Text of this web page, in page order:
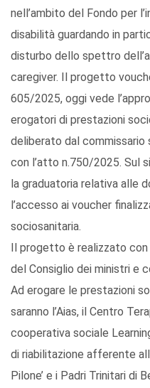
nell’ambito del Fondo per
disabilità guardando in
disturbo dello spettro
caregiver. Il progetto
605/2025, oggi vede
erogatori di prestazioni
deliberato dal commissario
con l’atto n.750/2025. Sul
la graduatoria relativa alle
l’accesso ai voucher
sociosanitaria.
Il progetto è realizzato
del Consiglio dei ministri e
Ad erogare le prestazioni
saranno l’Aias, il Centro
cooperativa sociale
di riabilitazione afferente
Pilone’ e i Padri Trinitari di